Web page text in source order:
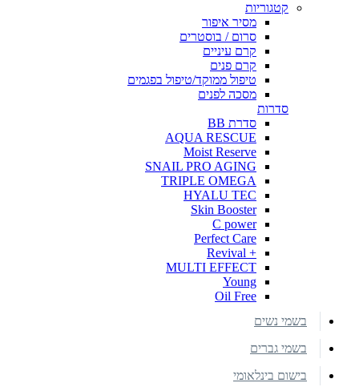
קטגוריות
מסיר איפור
סרום / בוסטרים
קרם עיניים
קרם פנים
טיפול ממוקד/טיפול בפגמים
מסכה לפנים
סדרות
סדרת BB
AQUA RESCUE
Moist Reserve
SNAIL PRO AGING
TRIPLE OMEGA
HYALU TEC
Skin Booster
C power
Perfect Care
+ Revival
MULTI EFFECT
Young
Oil Free
בשמי נשים
בשמי גברים
בישום בינלאומי